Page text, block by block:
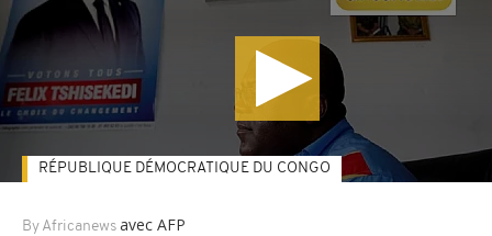
By Africanews avec AFP
RÉPUBLIQUE DÉMOCRATIQUE DU CONGO